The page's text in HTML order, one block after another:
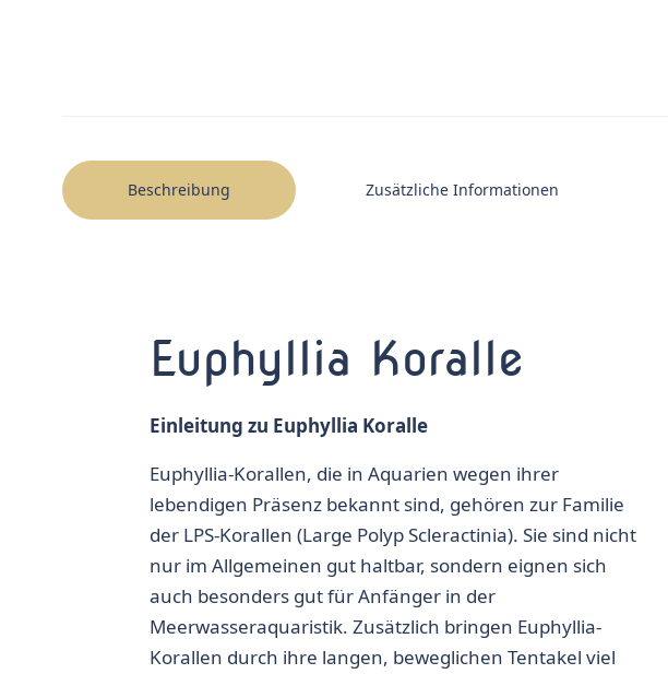
Beschreibung Zusätzliche Informationen
Euphyllia Koralle
Einleitung zu Euphyllia Koralle
Euphyllia-Korallen, die in Aquarien wegen ihrer
lebendigen Präsenz bekannt sind, gehören zur Familie
der LPS-Korallen (Large Polyp Scleractinia). Sie sind nicht
nur im Allgemeinen gut haltbar, sondern eignen sich
auch besonders gut für Anfänger in der
Meerwasseraquaristik. Zusätzlich bringen Euphyllia-
Korallen durch ihre langen, beweglichen Tentakel viel